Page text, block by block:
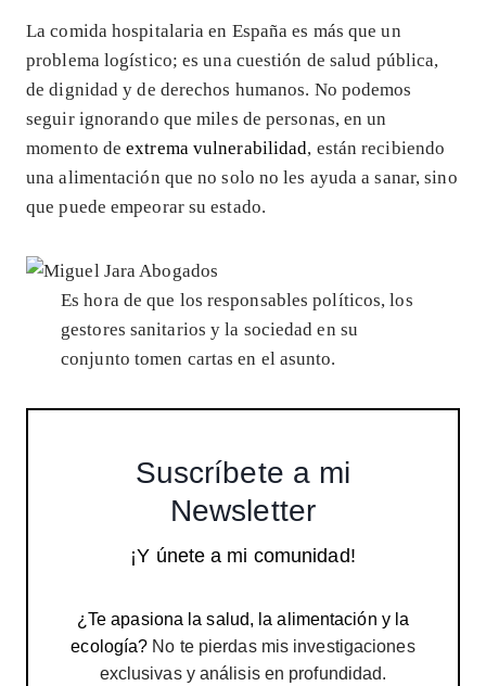
La comida hospitalaria en España es más que un
problema logístico; es una cuestión de salud pública,
de dignidad y de derechos humanos. No podemos
seguir ignorando que miles de personas, en un
momento deextrema vulnerabilidad, están recibiendo
una alimentación que no solo no les ayuda a sanar, sino
que puede empeorar su estado.
Es hora de que los responsables políticos, los
gestores sanitarios y la sociedad en su
conjunto tomen cartas en el asunto.
Suscríbete a mi
Newsletter
¡Y únete a mi comunidad!
¿Te apasiona la salud, la alimentación y la
ecología? No te pierdas mis investigaciones
exclusivas y análisis en profundidad.